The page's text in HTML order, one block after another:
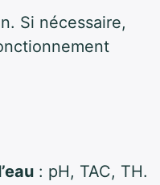
Si nécessaire,
: pH, TAC, TH.